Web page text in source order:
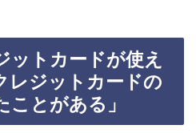
ットカードが使え
レジットカードの
ことがある」